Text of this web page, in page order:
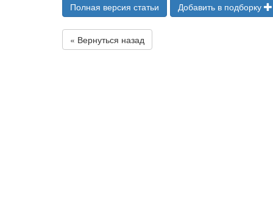
Полная версия статьи Добавить в подборку
« Вернуться назад